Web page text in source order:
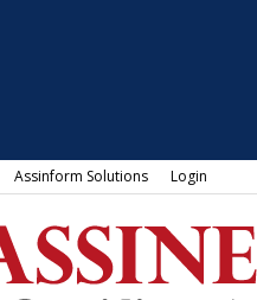
Assinform Solutions Login